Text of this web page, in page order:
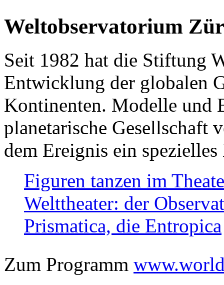
Weltobservatorium
Seit 1982 hat die Stiftung
Entwicklung der globalen
Kontinenten. Modelle und
planetarische Gesellschaft
dem Ereignis ein
Figuren tanzen im
Welttheater: der
Prismatica, die Entropica
Zum Programm